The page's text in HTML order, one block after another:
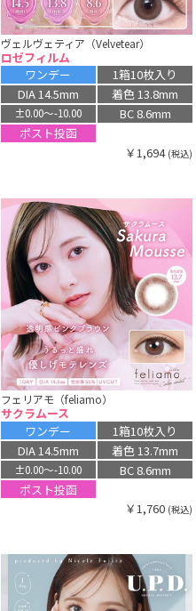
ヴェルヴェティア（Velvetear）
ロゼフィルム
ワンデー
1箱10枚入り
DIA 14.5mm
着色 13.8mm
±0.00〜-10.00
BC 8.6mm
ポスト投函
￥1,694 (税込)
フェリアモ（feliamo）
サクラムース
ワンデー
1箱10枚入り
DIA 14.5mm
着色 13.7mm
±0.00〜-10.00
BC 8.6mm
ポスト投函
￥1,760 (税込)